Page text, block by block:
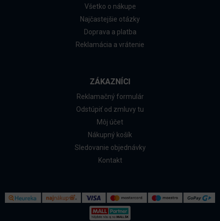
Všetko o nákupe
Najčastejšie otázky
Doprava a platba
Reklamácia a vrátenie
ZÁKAZNÍCI
Reklamačný formulár
Odstúpiť od zmluvy tu
Môj účet
Nákupný košík
Sledovanie objednávky
Kontakt